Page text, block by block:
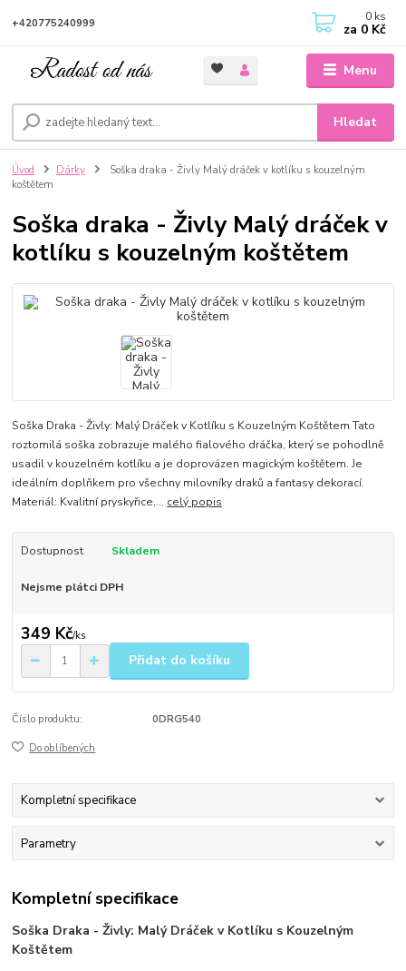
Menu
Hledat
+420775240999 0 ks
za 0 Kč
Úvod Dárky
Soška draka - Živly Malý dráček v kotlíku s kouzelným
koštětem
Soška draka - Živly Malý dráček v
kotlíku s kouzelným koštětem
Soška Draka - Živly: Malý Dráček v Kotlíku s Kouzelným Koštětem Tato
roztomilá soška zobrazuje malého fialového dráčka, který se pohodlně
usadil v kouzelném kotlíku a je doprovázen magickým koštětem. Je
ideálním doplňkem pro všechny milovníky draků a fantasy dekorací.
Materiál: Kvalitní pryskyřice,... celý popis
Dostupnost Skladem
Nejsme plátci DPH
349 Kč/ks
Přidat do košíku
Číslo produktu: 0DRG540
Do oblíbených
Kompletní specifikace
Parametry
Kompletní specifikace
Soška Draka - Živly: Malý Dráček v Kotlíku s Kouzelným
Koštětem